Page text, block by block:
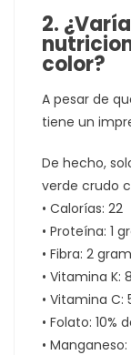
2.
color?
A pesar de
tiene un
De hecho,
verde crudo
• Calorías: 22
• Proteína: 1
• Fibra: 2
• Vitamina K:
• Vitamina C:
• Folato: 10%
• Manganeso: